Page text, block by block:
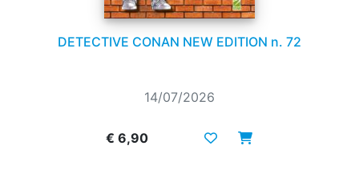
DETECTIVE CONAN NEW EDITION n. 72
14/07/2026
€ 6,90